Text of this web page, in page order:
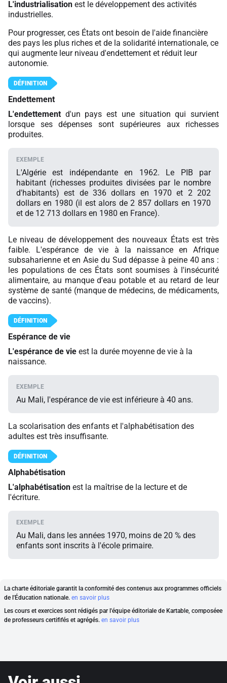
L'industrialisation est le développement des activités
industrielles.
Pour progresser, ces États ont besoin de l'aide financière
des pays les plus riches et de la solidarité internationale, ce
qui augmente leur niveau d'endettement et réduit leur
autonomie.
Endettement
L'endettement d'un pays est une situation qui survient
lorsque ses dépenses sont supérieures aux richesses
produites.
L'Algérie est indépendante en 1962. Le PIB par
habitant (richesses produites divisées par le nombre
d'habitants) est de 336 dollars en 1970 et 2 202
dollars en 1980 (il est alors de 2 857 dollars en 1970
et de 12 713 dollars en 1980 en France).
Le niveau de développement des nouveaux États est très
faible. L'espérance de vie à la naissance en Afrique
subsaharienne et en Asie du Sud dépasse à peine 40 ans :
les populations de ces États sont soumises à l'insécurité
alimentaire, au manque d'eau potable et au retard de leur
système de santé (manque de médecins, de médicaments,
de vaccins).
Espérance de vie
L'espérance de vie est la durée moyenne de vie à la
naissance.
Au Mali, l'espérance de vie est inférieure à 40 ans.
La scolarisation des enfants et l'alphabétisation des
adultes est très insuffisante.
Alphabétisation
L'alphabétisation est la maîtrise de la lecture et de
l'écriture.
Au Mali, dans les années 1970, moins de 20 % des
enfants sont inscrits à l'école primaire.
La charte éditoriale garantit la conformité des contenus aux programmes officiels
de l'Éducation nationale. en savoir plus
Les cours et exercices sont rédigés par l'équipe éditoriale de Kartable, composéee
de professeurs certififés et agrégés. en savoir plus